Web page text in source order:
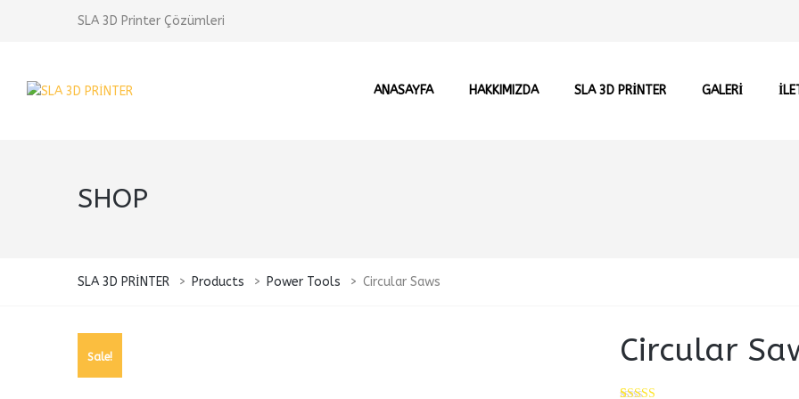
SLA 3D Printer Çözümleri
ANASAYFA HAKKIMIZDA SLA 3D PRİNTER GALERI
SHOP
SLA 3D PRİNTER > Products > Power Tools > Circular Saws
Sale! Circular